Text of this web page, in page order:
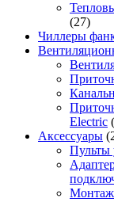
(27)
Чиллеры
Electric
Аксессуары
Пульты